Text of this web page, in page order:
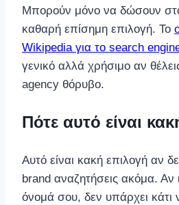
Μπορούν μόνο να δώσουν
καθαρή επίσημη επιλογή. Το
Wikipedia για το search
γενικό αλλά χρήσιμο αν
agency θόρυβο.
Πότε αυτό είναι
Αυτό είναι κακή επιλογή αν
brand αναζητήσεις ακόμα. Αν
όνομά σου, δεν υπάρχει κάτι